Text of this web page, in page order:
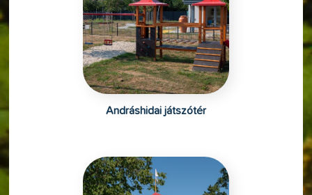
Andráshidai játszótér